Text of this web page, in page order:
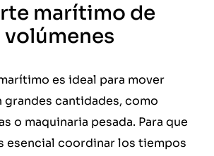
marítimo de
es ideal para mover
grandes cantidades, como
o maquinaria pesada. Para que
esencial coordinar los tiempos